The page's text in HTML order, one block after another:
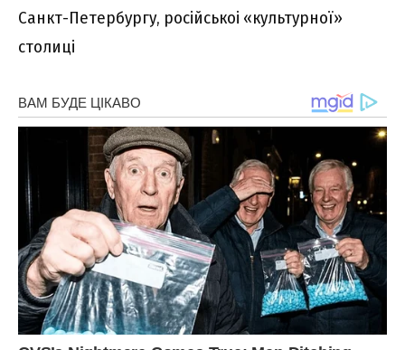
Санкт-Петербургу, російськоі «культурної»
столиці